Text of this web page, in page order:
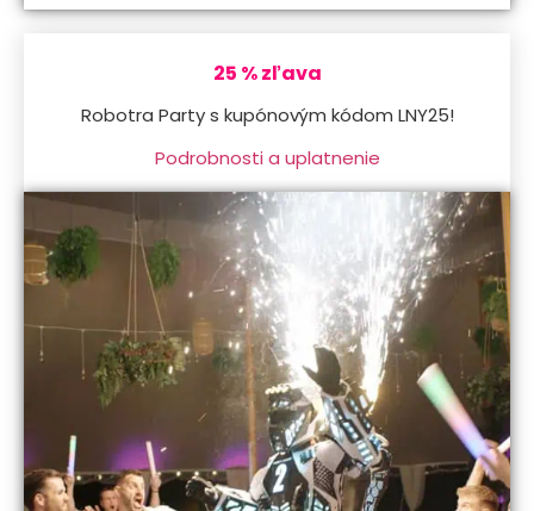
25 % zľava
Robotra Party s kupónovým kódom LNY25!
Podrobnosti a uplatnenie